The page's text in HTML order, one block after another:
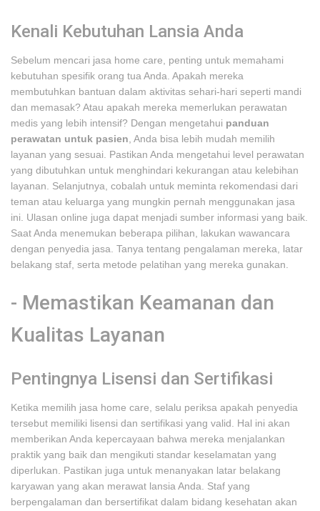
Kenali Kebutuhan Lansia Anda
Sebelum mencari jasa home care, penting untuk memahami
kebutuhan spesifik orang tua Anda. Apakah mereka
membutuhkan bantuan dalam aktivitas sehari-hari seperti mandi
dan memasak? Atau apakah mereka memerlukan perawatan
medis yang lebih intensif? Dengan mengetahui panduan
perawatan untuk pasien , Anda bisa lebih mudah memilih
layanan yang sesuai. Pastikan Anda mengetahui level perawatan
yang dibutuhkan untuk menghindari kekurangan atau kelebihan
layanan. Selanjutnya, cobalah untuk meminta rekomendasi dari
teman atau keluarga yang mungkin pernah menggunakan jasa
ini. Ulasan online juga dapat menjadi sumber informasi yang baik.
Saat Anda menemukan beberapa pilihan, lakukan wawancara
dengan penyedia jasa. Tanya tentang pengalaman mereka, latar
belakang staf, serta metode pelatihan yang mereka gunakan.
- Memastikan Keamanan dan
Kualitas Layanan
Pentingnya Lisensi dan Sertifikasi
Ketika memilih jasa home care, selalu periksa apakah penyedia
tersebut memiliki lisensi dan sertifikasi yang valid. Hal ini akan
memberikan Anda kepercayaan bahwa mereka menjalankan
praktik yang baik dan mengikuti standar keselamatan yang
diperlukan. Pastikan juga untuk menanyakan latar belakang
karyawan yang akan merawat lansia Anda. Staf yang
berpengalaman dan bersertifikat dalam bidang kesehatan akan